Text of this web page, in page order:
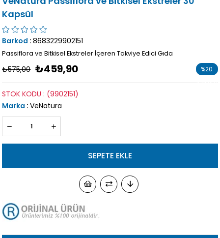
Kapsül
Barkod : 8683229902151
Passiflora ve Bitkisel Ekstreler İçeren Takviye Edici Gıda
₺575,00 ₺459,90 %20
İndirim
(9902151)
STOK KODU
Marka : VeNatura